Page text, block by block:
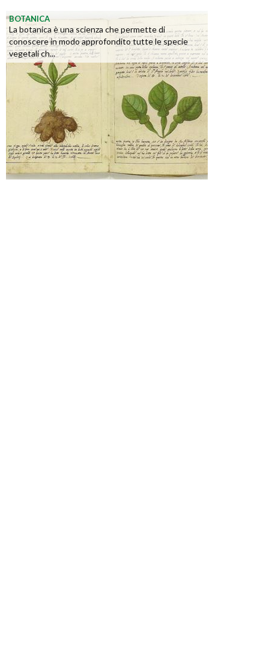
BOTANICA
La botanica è una scienza che permette di
conoscere in modo approfondito tutte le specie
vegetali ch...